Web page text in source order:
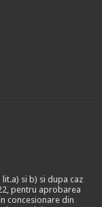
si b) si dupa caz
pentru aprobarea
concesionare din